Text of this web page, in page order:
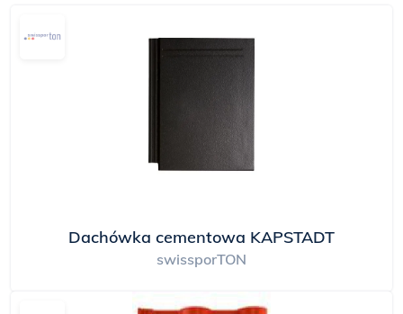
Dachówka cementowa KAPSTADT
swissporTON